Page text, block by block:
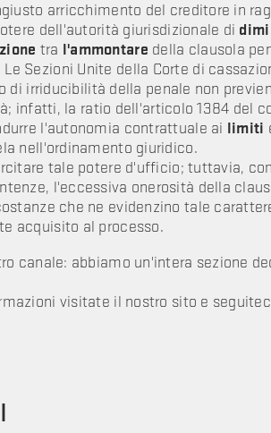
arricchimento del creditore in
dell'autorità giurisdizionale di
tra l'ammontare della clausola
Sezioni Unite della Corte di
di irriducibilità della penale non
infatti, la ratio dell'articolo 1384 del
l'autonomia contrattuale ai limiti
nell'ordinamento giuridico.
tale potere d'ufficio; tuttavia,
l'eccessiva onerosità della
che ne evidenzino tale
acquisito al processo.
canale: abbiamo un'intera sezione
visitate il nostro sito e